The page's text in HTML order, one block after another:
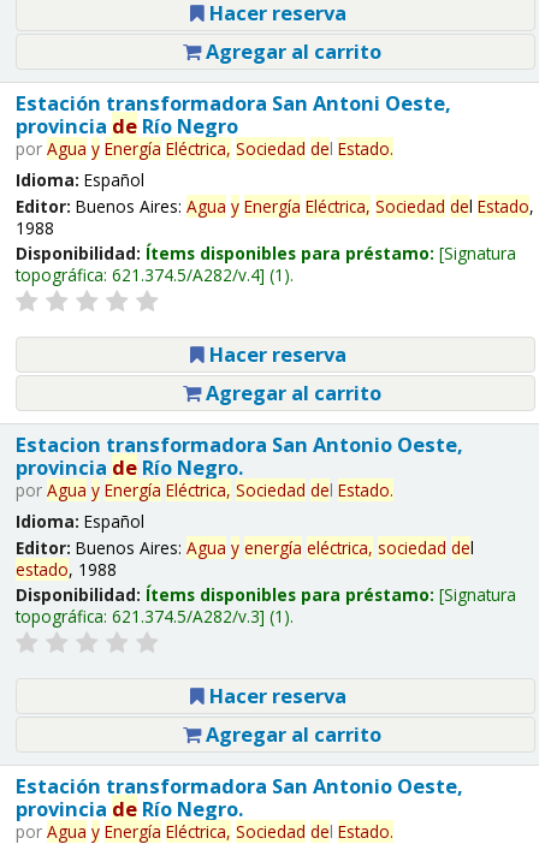
Hacer reserva
Agregar al carrito
Estación transformadora San Antoni Oeste,
provincia deRío Negro
por Agua y Energía Eléctrica, Sociedad del Estado.
Idioma: Español
Editor: Buenos Aires: Agua y Energía Eléctrica, Sociedad del Estado,
1988
Disponibilidad: Ítems disponibles para préstamo: Signatura
topográfica: 621.374.5/A282/v.4 (1).
Hacer reserva
Agregar al carrito
Estacion transformadora San Antonio Oeste,
provincia deRío Negro.
por Agua y Energía Eléctrica, Sociedad del Estado.
Idioma: Español
Editor: Buenos Aires: Agua y energía eléctrica, sociedad del
estado, 1988
Disponibilidad: Ítems disponibles para préstamo: Signatura
topográfica: 621.374.5/A282/v.3 (1).
Hacer reserva
Agregar al carrito
Estación transformadora San Antonio Oeste,
provincia deRío Negro.
por Agua y Energía Eléctrica, Sociedad del Estado.